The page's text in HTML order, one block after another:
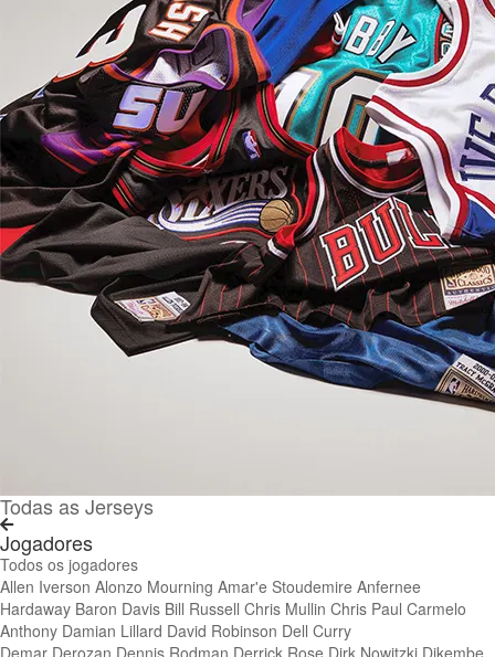
Todas as Jerseys
Jogadores
Todos os jogadores
Allen Iverson Alonzo Mourning Amar'e Stoudemire Anfernee
Hardaway Baron Davis Bill Russell Chris Mullin Chris Paul Carmelo
Anthony Damian Lillard David Robinson Dell Curry